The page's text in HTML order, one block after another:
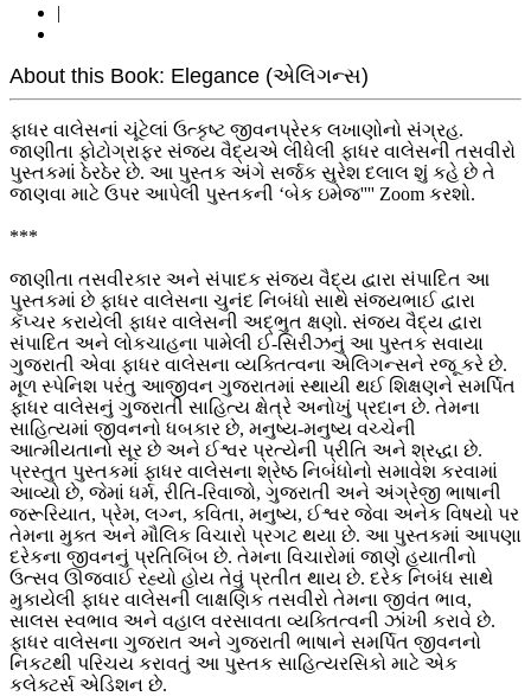
|
About this Book: Elegance (એલિગન્સ)
ફાધર વાલેસનાં ચૂંટેલાં ઉત્કૃષ્ટ જીવનપ્રેરક લખાણોનો સંગ્રહ.
જાણીતા ફોટોગ્રાફર સંજય વૈદ્યએ લીધેલી ફાધર વાલેસની તસવીરો
પુસ્તકમાં ઠેરઠેર છે. આ પુસ્તક અંગે સર્જક સુરેશ દલાલ શું કહે છે તે
જાણવા માટે ઉપર આપેલી પુસ્તકની ‘બેક ઇમેજ'''' Zoom કરશો.
***
જાણીતા તસવીરકાર અને સંપાદક સંજય વૈદ્ય દ્વારા સંપાદિત આ
પુસ્તકમાં છે ફાધર વાલેસના ચુનંદ નિબંધો સાથે સંજયભાઈ દ્વારા
કૅપ્ચર કરાયેલી ફાધર વાલેસની અદ્ભુત ક્ષણો. સંજય વૈદ્ય દ્વારા
સંપાદિત અને લોકચાહના પામેલી ઈ-સિરીઝનું આ પુસ્તક સવાયા
ગુજરાતી એવા ફાધર વાલેસના વ્યક્તિત્વના એલિગન્સને રજૂ કરે છે.
મૂળ સ્પેનિશ પરંતુ આજીવન ગુજરાતમાં સ્થાયી થઈ શિક્ષણને સમર્પિત
ફાધર વાલેસનું ગુજરાતી સાહિત્ય ક્ષેત્રે અનોખું પ્રદાન છે. તેમના
સાહિત્યમાં જીવનનો ધબકાર છે, મનુષ્ય-મનુષ્ય વચ્ચેની
આત્મીયતાનો સૂર છે અને ઈશ્વર પ્રત્યેની પ્રીતિ અને શ્રદ્ધા છે.
પ્રસ્તુત પુસ્તકમાં ફાધર વાલેસના શ્રેષ્ઠ નિબંધોનો સમાવેશ કરવામાં
આવ્યો છે, જેમાં ધર્મ, રીતિ-રિવાજો, ગુજરાતી અને અંગ્રેજી ભાષાની
જરૂરિયાત, પ્રેમ, લગ્ન, કવિતા, મનુષ્ય, ઈશ્વર જેવા અનેક વિષયો પર
તેમના મુક્ત અને મૌલિક વિચારો પ્રગટ થયા છે. આ પુસ્તકમાં આપણા
દરેકના જીવનનું પ્રતિબિંબ છે.‌ તેમના વિચારોમાં જાણે હયાતીનો
ઉત્સવ ઊજવાઈ રહ્યો હોય તેવું પ્રતીત થાય છે. દરેક નિબંધ સાથે
મુકાયેલી ફાધર વાલેસની લાક્ષણિક તસવીરો તેમના જીવંત ભાવ,
સાલસ સ્વભાવ અને વહાલ વરસાવતા વ્યક્તિત્વની ઝાંખી કરાવે છે.
ફાધર વાલેસના ગુજરાત અને ગુજરાતી ભાષાને સમર્પિત જીવનનો
નિકટથી પરિચય કરાવતું આ પુસ્તક સાહિત્યરસિકો માટે એક
કલેક્ટર્સ એડિશન છે.‌